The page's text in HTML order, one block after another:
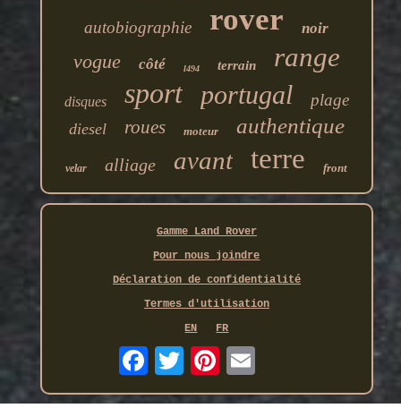
autobiographie rover noir
vogue côté l494 terrain range
disques sport portugal plage
diesel roues moteur authentique
velar alliage avant terre front
Gamme Land Rover
Pour nous joindre
Déclaration de confidentialité
Termes d'utilisation
EN
FR